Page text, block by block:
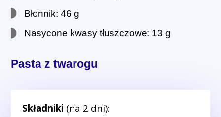
Błonnik: 46 g
Nasycone kwasy tłuszczowe: 13 g
Pasta z twarogu
Składniki (na 2 dni):